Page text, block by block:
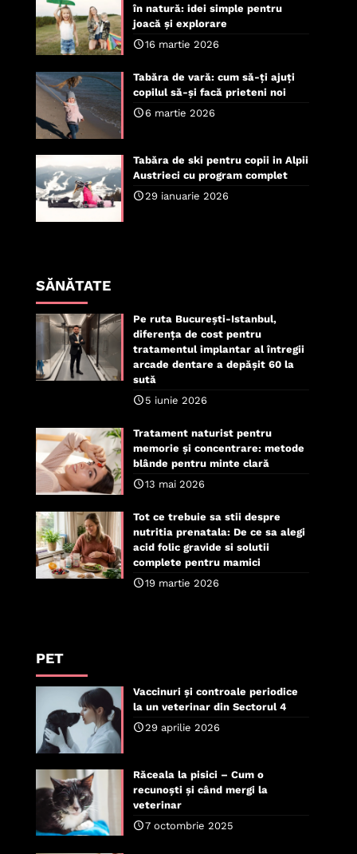
în natură: idei simple pentru
joacă și explorare
16 martie 2026
Tabăra de vară: cum să-ți ajuți
copilul să-și facă prieteni noi
6 martie 2026
Tabăra de ski pentru copii in Alpii
Austrieci cu program complet
29 ianuarie 2026
SĂNĂTATE
Pe ruta București-Istanbul,
diferența de cost pentru
tratamentul implantar al întregii
arcade dentare a depășit 60 la
sută
5 iunie 2026
Tratament naturist pentru
memorie și concentrare: metode
blânde pentru minte clară
13 mai 2026
Tot ce trebuie sa stii despre
nutritia prenatala: De ce sa alegi
acid folic gravide si solutii
complete pentru mamici
19 martie 2026
PET
Vaccinuri și controale periodice
la un veterinar din Sectorul 4
29 aprilie 2026
Răceala la pisici – Cum o
recunoști și când mergi la
veterinar
7 octombrie 2025